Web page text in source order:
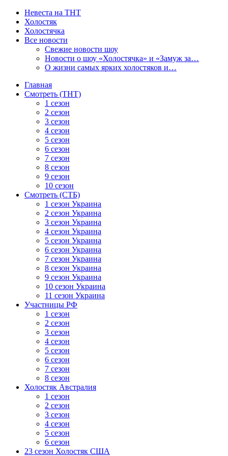
Невеста на ТНТ
Холостяк
Холостячка
Все новости
Свежие новости шоу
Новости о шоу «Холостячка» и «Замуж за…
О жизни самых ярких холостяков и…
Главная
Смотреть (ТНТ)
1 сезон
2 сезон
3 сезон
4 сезон
5 сезон
6 сезон
7 сезон
8 сезон
9 сезон
10 сезон
Смотреть (СТБ)
1 сезон Украина
2 сезон Украина
3 сезон Украина
4 сезон Украина
5 сезон Украина
6 сезон Украина
7 сезон Украина
8 сезон Украина
9 сезон Украина
10 сезон Украина
11 сезон Украина
Участницы РФ
1 сезон
2 сезон
3 сезон
4 сезон
5 сезон
6 сезон
7 сезон
8 сезон
Холостяк Австралия
1 сезон
2 сезон
3 сезон
4 сезон
5 сезон
6 сезон
23 сезон Холостяк США